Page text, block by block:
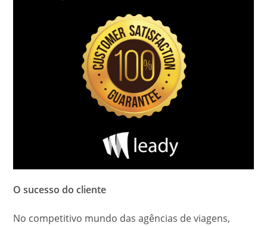
O sucesso do cliente
No competitivo mundo das agências de viagens,